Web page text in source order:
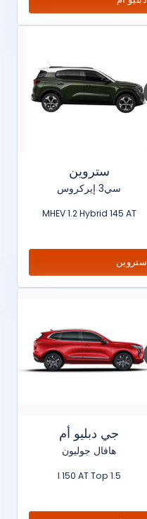
ستروين
سي3 إيركروس
MHEV 1.2 Hybrid 145 AT
جي دبليو أم
هافال جوليون
1.5 l 150 AT Top